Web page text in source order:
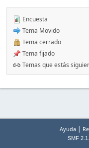
Encuesta
Tema Movido
Tema cerrado
Tema fijado
Temas que estás
Ayuda |
SMF